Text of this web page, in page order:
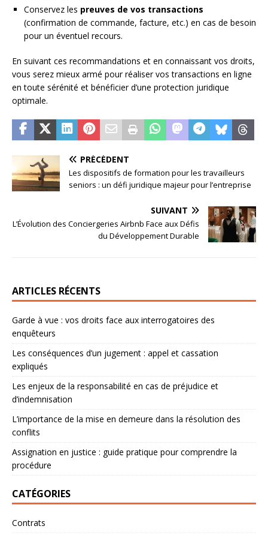
Conservez les preuves de vos transactions
(confirmation de commande, facture, etc.) en cas de besoin
pour un éventuel recours.
En suivant ces recommandations et en connaissant vos droits,
vous serez mieux armé pour réaliser vos transactions en ligne
en toute sérénité et bénéficier d’une protection juridique
optimale.
PRÉCÉDENT
Les dispositifs de formation pour les travailleurs
seniors : un défi juridique majeur pour l’entreprise
SUIVANT
L’Évolution des Conciergeries Airbnb Face aux Défis
du Développement Durable
ARTICLES RÉCENTS
Garde à vue : vos droits face aux interrogatoires des
enquêteurs
Les conséquences d’un jugement : appel et cassation
expliqués
Les enjeux de la responsabilité en cas de préjudice et
d’indemnisation
L’importance de la mise en demeure dans la résolution des
conflits
Assignation en justice : guide pratique pour comprendre la
procédure
CATÉGORIES
Contrats